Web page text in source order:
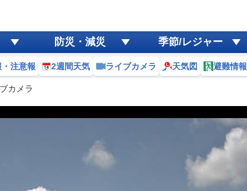
防災・減災 季節/レジャー
注意報 2週間天気 ライブカメラ 天気図 避難情報
カメラ